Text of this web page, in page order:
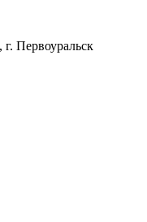
Первоуральск